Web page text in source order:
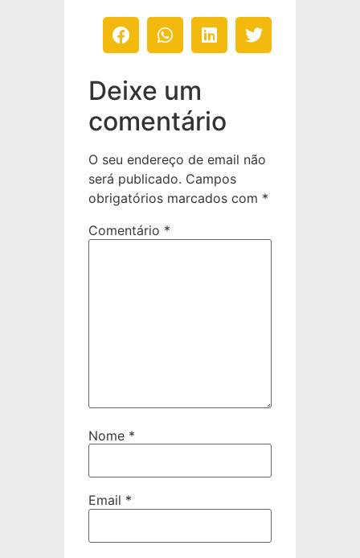
Deixe um
comentário
O seu endereço de email não
será publicado. Campos
obrigatórios marcados com *
Comentário *
Nome *
Email *